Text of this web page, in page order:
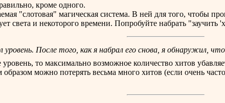
кроме одного.
"слотовая" магическая система. В ней для того, чтобы
света и некоторого времени. Попробуйте набрать
уровень. После того, как я набрал его снова, я обнаружил,
уровень, то максимально возможное количество хитов
можно потерять весьма много хитов (если очень